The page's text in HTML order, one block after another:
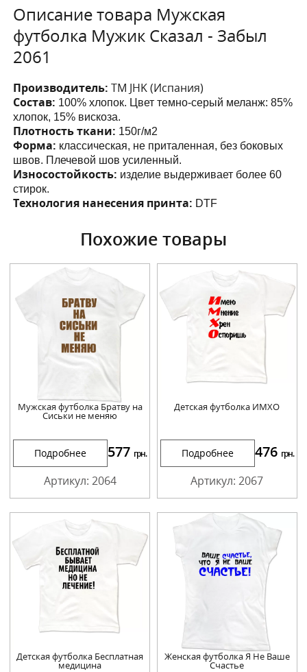
Описание товара Мужская
футболка Мужик Сказал - Забыл
2061
Производитель:ТМ JHK (Испания)
Состав: 100% хлопок. Цвет темно-серый меланж: 85%
хлопок, 15% вискоза.
Плотность ткани: 150г/м2
Форма: классическая, не приталенная, без боковых
швов. Плечевой шов усиленный.
Износостойкость: изделие выдерживает более 60
стирок.
Технология нанесения принта: DTF
Похожие товары
Мужская футболка Братву на
Сиськи не меняю
Подробнее 577 грн.
Артикул: 2064
Детская футболка ИМХО
Подробнее 476 грн.
Артикул: 2067
Детская футболка Бесплатная
медицина
Женская футболка Я Не Ваше
Счастье